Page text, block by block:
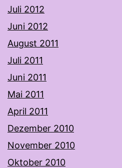
Juli 2012
Juni 2012
August 2011
Juli 2011
Juni 2011
Mai 2011
April 2011
Dezember 2010
November 2010
Oktober 2010